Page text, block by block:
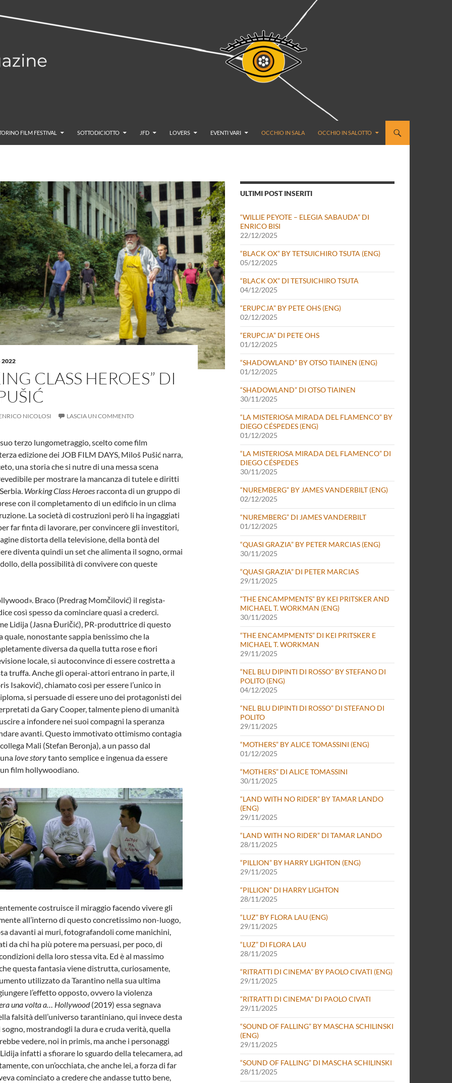
FILM FESTIVAL SOTTODICIOTTO JFD LOVERS EVENTI VARI OCCHIO IN SALA OCCHIO IN SALOTTO
2022
CLASS HEROES” DI
NICOLOSI LASCIA UN COMMENTO
terzo lungometraggio, scelto come film
edizione dei JOB FILM DAYS, Miloš Pušić narra,
una storia che si nutre di una messa scena
per mostrare la mancanza di tutele e diritti
Working Class Heroes racconta di un gruppo di
con il completamento di un edificio in un clima
La società di costruzioni però li ha ingaggiati
far finta di lavorare, per convincere gli investitori,
distorta della televisione, della bontà del
diventa quindi un set che alimenta il sogno, ormai
della possibilità di convivere con queste
Braco (Predrag Momčilović) il regista-
così spesso da cominciare quasi a crederci.
Lidija (Jasna Đuričić), PR-produttrice di questo
quale, nonostante sappia benissimo che la
diversa da quella tutta rose e fiori
locale, si autoconvince di essere costretta a
truffa. Anche gli operai-attori entrano in parte, il
Isaković), chiamato così per essere l’unico in
si persuade di essere uno dei protagonisti dei
da Gary Cooper, talmente pieno di umanità
a infondere nei suoi compagni la speranza
avanti. Questo immotivato ottimismo contagia
Mali (Stefan Beronja), a un passo dal
love storytanto semplice e ingenua da essere
film hollywoodiano.
costruisce il miraggio facendo vivere gli
all’interno di questo concretissimo non-luogo,
davanti ai muri, fotografandoli come manichini,
da chi ha più potere ma persuasi, per poco, di
della loro stessa vita. Ed è al massimo
questa fantasia viene distrutta, curiosamente,
utilizzato da Tarantino nella sua ultima
l’effetto opposto, ovvero la violenza
una volta a… Hollywood(2019) essa segnava
falsità dell’universo tarantiniano, qui invece desta
mostrandogli la dura e cruda verità, quella
vedere, noi in primis, ma anche i personaggi
infatti a sfiorare lo sguardo della telecamera, ad
con un’occhiata, che anche lei, a forza di far
cominciato a credere che andasse tutto bene,
ULTIMI POST INSERITI
“WILLIE PEYOTE – ELEGIA SABAUDA” DI
ENRICO BISI
22/12/2025
“BLACK OX” BY TETSUICHIRO TSUTA (ENG)
05/12/2025
“BLACK OX” DI TETSUICHIRO TSUTA
04/12/2025
“ERUPCJA” BY PETE OHS (ENG)
02/12/2025
“ERUPCJA” DI PETE OHS
01/12/2025
“SHADOWLAND” BY OTSO TIAINEN (ENG)
01/12/2025
“SHADOWLAND” DI OTSO TIAINEN
30/11/2025
“LA MISTERIOSA MIRADA DEL FLAMENCO” BY
DIEGO CÉSPEDES (ENG)
01/12/2025
“LA MISTERIOSA MIRADA DEL FLAMENCO” DI
DIEGO CÉSPEDES
30/11/2025
“NUREMBERG” BY JAMES VANDERBILT (ENG)
02/12/2025
“NUREMBERG” DI JAMES VANDERBILT
01/12/2025
“QUASI GRAZIA” BY PETER MARCIAS (ENG)
30/11/2025
“QUASI GRAZIA” DI PETER MARCIAS
29/11/2025
“THE ENCAMPMENTS” BY KEI PRITSKER AND
MICHAEL T. WORKMAN (ENG)
30/11/2025
“THE ENCAMPMENTS” DI KEI PRITSKER E
MICHAEL T. WORKMAN
29/11/2025
“NEL BLU DIPINTI DI ROSSO” BY STEFANO DI
POLITO (ENG)
04/12/2025
“NEL BLU DIPINTI DI ROSSO” DI STEFANO DI
POLITO
29/11/2025
“MOTHERS” BY ALICE TOMASSINI (ENG)
01/12/2025
“MOTHERS” DI ALICE TOMASSINI
30/11/2025
“LAND WITH NO RIDER” BY TAMAR LANDO
(ENG)
29/11/2025
“LAND WITH NO RIDER” DI TAMAR LANDO
28/11/2025
“PILLION” BY HARRY LIGHTON (ENG)
29/11/2025
“PILLION” DI HARRY LIGHTON
28/11/2025
“LUZ” BY FLORA LAU (ENG)
29/11/2025
“LUZ” DI FLORA LAU
28/11/2025
“RITRATTI DI CINEMA” BY PAOLO CIVATI (ENG)
29/11/2025
“RITRATTI DI CINEMA” DI PAOLO CIVATI
29/11/2025
“SOUND OF FALLING” BY MASCHA SCHILINSKI
(ENG)
29/11/2025
“SOUND OF FALLING” DI MASCHA SCHILINSKI
28/11/2025